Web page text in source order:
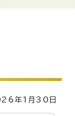
年1月30日